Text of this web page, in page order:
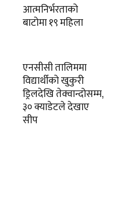
आत्मनिर्भरताको
बाटोमा १९ महिला
एनसीसी तालिममा
विद्यार्थीको खुकुरी
ड्रिलदेखि तेक्वान्दोसम्म,
३० क्याडेटले देखाए
सीप